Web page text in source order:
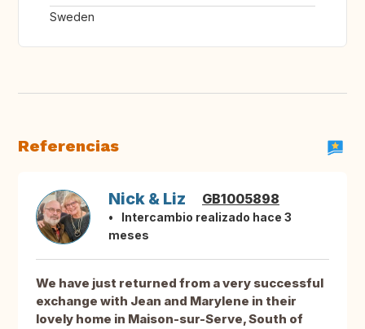
Sweden
Referencias
Nick & Liz GB1005898
Intercambio realizado hace 3
meses
We have just returned from a very successful
exchange with Jean and Marylene in their
lovely home in Maison-sur-Serve, South of